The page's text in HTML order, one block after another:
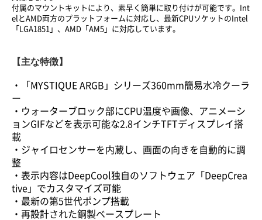
付属のマウントキットにより、素早く簡単に取り付けが可能です。Int
elとAMD両方のプラットフォームに対応し、最新CPUソケットのIntel
「LGA1851」、AMD「AM5」に対応しています。
【主な特徴】
・「MYSTIQUE ARGB」シリーズ360mm簡易水冷クーラ
ー
・ウォーターブロック部にCPU温度や画像、アニメーシ
ョンGIFなどを表示可能な2.8インチTFTディスプレイ搭
載
・ジャイロセンサーを内蔵し、画面の向きを自動的に調
整
・表示内容はDeepCool独自のソフトウェア「DeepCrea
tive」でカスタマイズ可能
・最新の第5世代ポンプ搭載
・再設計された銅製ベースプレート